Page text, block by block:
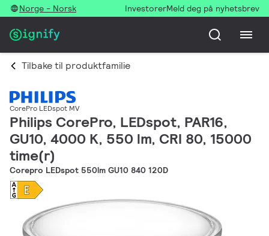
Norge - Norsk InvestorerMeld deg på nyhetsbrev
Tilbake til produktfamilie
CorePro LEDspot MV
Philips CorePro, LEDspot, PAR16,
GU10, 4000 K, 550 lm, CRI 80, 15000
time(r)
Corepro LEDspot 550lm GU10 840 120D